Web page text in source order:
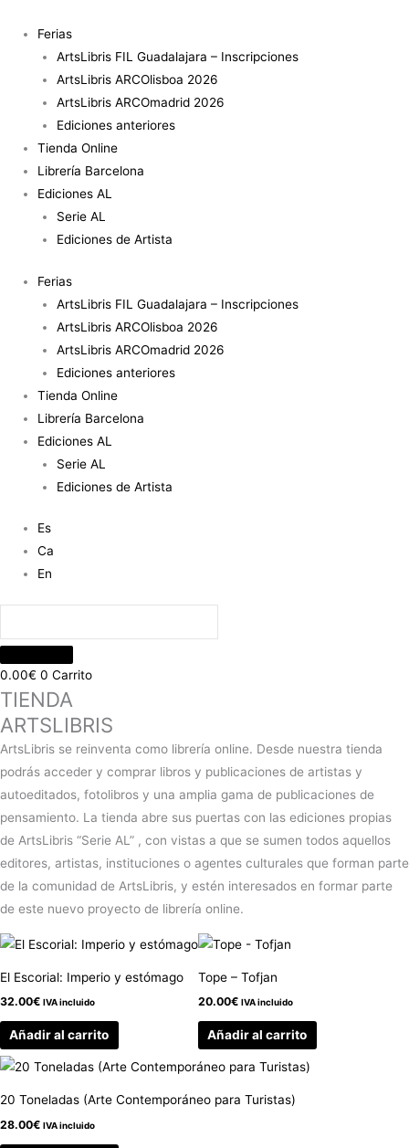
contenido
Ferias
ArtsLibris FIL Guadalajara – Inscripciones
ArtsLibris ARCOlisboa 2026
ArtsLibris ARCOmadrid 2026
Ediciones anteriores
Tienda Online
Librería Barcelona
Ediciones AL
Serie AL
Ediciones de Artista
Ferias
ArtsLibris FIL Guadalajara – Inscripciones
ArtsLibris ARCOlisboa 2026
ArtsLibris ARCOmadrid 2026
Ediciones anteriores
Tienda Online
Librería Barcelona
Ediciones AL
Serie AL
Ediciones de Artista
Es
Ca
En
0.00€ 0 Carrito
TIENDA
ARTSLIBRIS
ArtsLibris se reinventa como librería online. Desde nuestra tienda
podrás acceder y comprar libros y publicaciones de artistas y
autoeditados, fotolibros y una amplia gama de publicaciones de
pensamiento. La tienda abre sus puertas con las ediciones propias
de ArtsLibris “Serie AL” , con vistas a que se sumen todos aquellos
editores, artistas, instituciones o agentes culturales que forman parte
de la comunidad de ArtsLibris, y estén interesados en formar parte
de este nuevo proyecto de librería online.
El Escorial: Imperio y estómago
32.00€ IVA incluido
Añadir al carrito
Tope – Tofjan
20.00€ IVA incluido
Añadir al carrito
20 Toneladas (Arte Contemporáneo para Turistas)
28.00€ IVA incluido